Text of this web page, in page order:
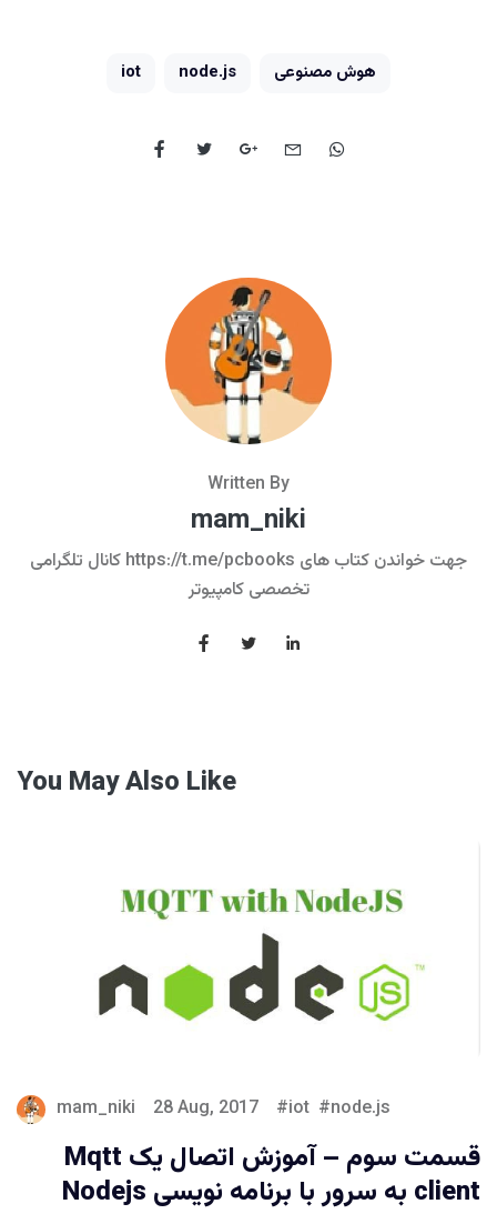
iot node.js هوش مصنوعی
Written By
mam_niki
کانال تلگرامی https://t.me/pcbooks جهت خواندن کتاب های
تخصصی کامپیوتر
You May Also Like
mam_niki 28 Aug, 2017 iot node.js
قسمت سوم – آموزش اتصال یک Mqtt
client به سرور با برنامه نویسی Nodejs